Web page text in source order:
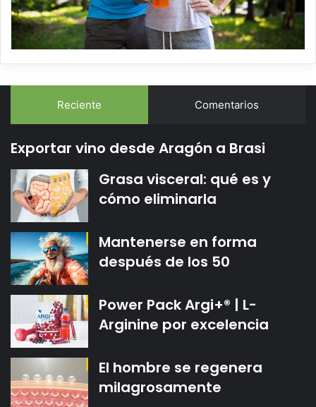
Reciente Comentarios
Exportar vino desde Aragón a Brasi
Grasa visceral: qué es y
cómo eliminarla
Mantenerse en forma
después de los 50
Power Pack Argi+® | L-
Arginine por excelencia
El hombre se regenera
milagrosamente